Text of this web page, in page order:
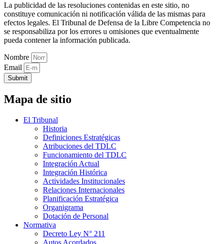
La publicidad de las resoluciones contenidas en este sitio, no
constituye comunicación ni notificación válida de las mismas para
efectos legales. El Tribunal de Defensa de la Libre Competencia no
se responsabiliza por los errores u omisiones que eventualmente
pueda contener la información publicada.
Nombre
Email
Submit
Mapa de sitio
El Tribunal
Historia
Definiciones Estratégicas
Atribuciones del TDLC
Funcionamiento del TDLC
Integración Actual
Integración Histórica
Actividades Institucionales
Relaciones Internacionales
Planificación Estratégica
Organigrama
Dotación de Personal
Normativa
Decreto Ley N° 211